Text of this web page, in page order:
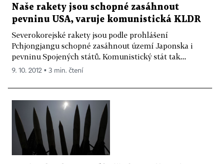
Naše rakety jsou schopné zasáhnout
pevninu USA, varuje komunistická KLDR
Severokorejské rakety jsou podle prohlášení
Pchjongjangu schopné zasáhnout území Japonska i
pevninu Spojených států. Komunistický stát tak...
9. 10. 2012 ▪ 3 min. čtení